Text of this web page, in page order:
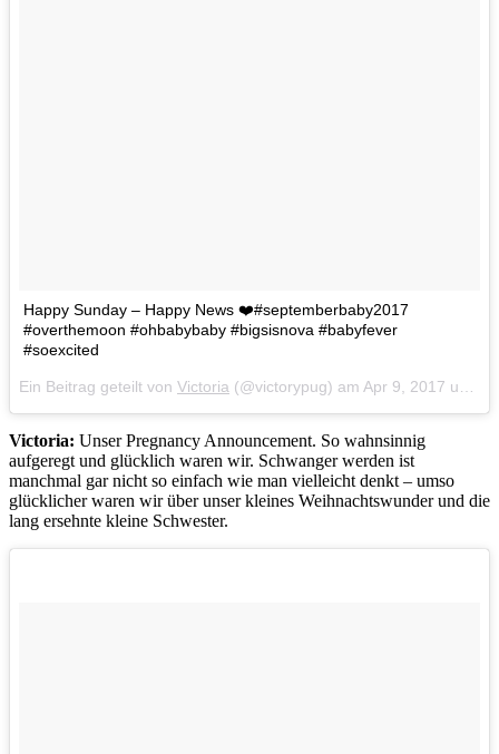
Happy Sunday – Happy News ❤️#septemberbaby2017
#overthemoon #ohbabybaby #bigsisnova #babyfever
#soexcited
Ein Beitrag geteilt von Victoria (@victorypug) am Apr 9, 2017 um 12:50 PDT
Victoria: Unser Pregnancy Announcement. So wahnsinnig
aufgeregt und glücklich waren wir. Schwanger werden ist
manchmal gar nicht so einfach wie man vielleicht denkt – umso
glücklicher waren wir über unser kleines Weihnachtswunder und die
lang ersehnte kleine Schwester.